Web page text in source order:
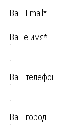
Ваш Email*
Ваше имя*
Ваш телефон
Ваш город